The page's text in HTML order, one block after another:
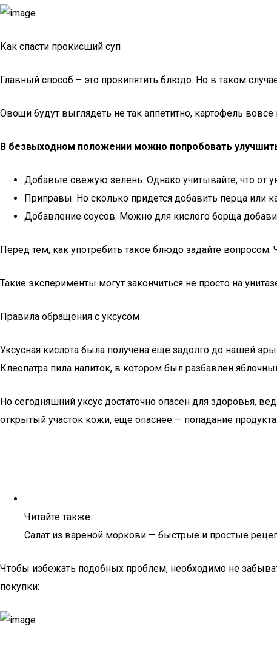
Как спасти прокисший суп
Главный способ – это прокипятить блюдо. Но в таком
Овощи будут выглядеть не так аппетитно, картофель
В безвыходном положении можно попробовать
Добавьте свежую зелень. Однако учитывайте, что
Приправы. Но сколько придется добавить перца или
Добавление соусов. Можно для кислого борща
Перед тем, как употребить такое блюдо задайте вопросом.
Такие эксперименты могут закончиться не просто на
Правила обращения с уксусом
Уксусная кислота была получена еще задолго до нашей
Клеопатра пила напиток, в котором был разбавлен
Но сегодняшний уксус достаточно опасен для здоровья,
открытый участок кожи, еще опаснее — попадание продукта
Читайте также:
Салат из вареной моркови — быстрые и простые
Чтобы избежать подобных проблем, необходимо не
покупки: